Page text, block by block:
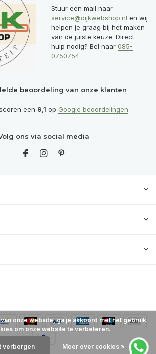
Stuur een mail naar
service@dijkwebshop.nl en wij
helpen je graag bij het maken
van de juiste keuze. Direct
hulp nodig? Bel naar 085-
0750754
beoordeling van onze klanten
een 9,1 op Google beoordelingen
ons via social media
onze website, ga je akkoord met het gebruik
om onze website te verbeteren.
verbergen Meer over cookies »